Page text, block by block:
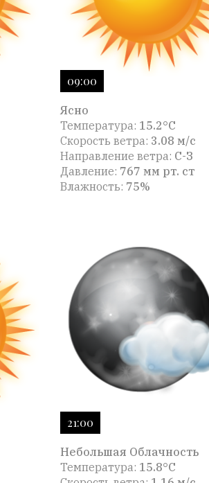
09:00
Ясно
Температура: 15.2°C
Скорость ветра: 3.08 м/с
Направление ветра: С-З
Давление: 767 мм рт. ст
Влажность: 75%
21:00
Небольшая Облачность
Температура: 15.8°C